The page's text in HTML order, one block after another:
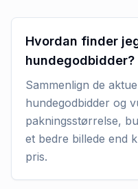
Hvordan finder
hundegodbidder?
Sammenlign de
hundegodbidder og
pakningsstørrelse,
et bedre billede end
pris.